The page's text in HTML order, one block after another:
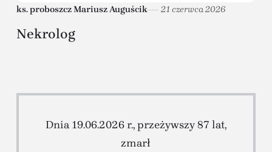
ks. proboszcz Mariusz Auguścik 21 czerwca 2026
Nekrolog
Dnia 19.06.2026 r., przeżywszy 87 lat,
zmarł